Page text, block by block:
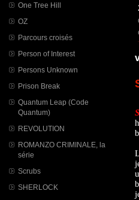
One Tree Hill
OZ
Parcours croisés
Person of Interest
Persons Unknown
Prison Break
Quantum Leap (Code
Quantum)
REVOLUTION
ROMANZO CRIMINALE, la
série
Scrubs
SHERLOCK